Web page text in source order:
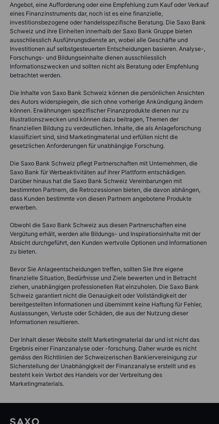
Angebot, eine Aufforderung oder eine Empfehlung zum Kauf oder Verkauf
eines Finanzinstruments dar, noch ist es eine finanzielle,
investitionsbezogene oder handelsspezifische Beratung. Die Saxo Bank
Schweiz und ihre Einheiten innerhalb der Saxo Bank Gruppe bieten
ausschliesslich Ausführungsdienste an, wobei alle Geschäfte und
Investitionen auf selbstgesteuerten Entscheidungen basieren. Analyse-,
Forschungs- und Bildungseinhalte dienen ausschliesslich
Informationszwecken und sollten nicht als Beratung oder Empfehlung
betrachtet werden.
Die Inhalte von Saxo Bank Schweiz können die persönlichen Ansichten
des Autors widerspiegeln, die sich ohne vorherige Ankündigung ändern
können. Erwähnungen spezifischer Finanzprodukte dienen nur zu
Illustrationszwecken und können dazu beitragen, Themen der
finanziellen Bildung zu verdeutlichen. Inhalte, die als Anlageforschung
klassifiziert sind, sind Marketingmaterial und erfüllen nicht die
gesetzlichen Anforderungen für unabhängige Forschung.
Die Saxo Bank Schweiz pflegt Partnerschaften mit Unternehmen, die
Saxo Bank für Werbeaktivitäten auf ihrer Plattform entschädigen.
Darüber hinaus hat die Saxo Bank Schweiz Vereinbarungen mit
bestimmten Partnern, die Retrozessionen bieten, die davon abhängen,
dass Kunden bestimmte von diesen Partnern angebotene Produkte
erwerben.
Obwohl die Saxo Bank Schweiz aus diesen Partnerschaften eine
Vergütung erhält, werden alle Bildungs- und Inspirationsinhalte mit der
Absicht durchgeführt, den Kunden wertvolle Optionen und Informationen
zu bieten.
Bevor Sie Anlageentscheidungen treffen, sollten Sie Ihre eigene
finanzielle Situation, Bedürfnisse und Ziele bewerten und in Betracht
ziehen, unabhängigen professionellen Rat einzuholen. Die Saxo Bank
Schweiz garantiert nicht die Genauigkeit oder Vollständigkeit der
bereitgestellten Informationen und übernimmt keine Haftung für Fehler,
Auslassungen, Verluste oder Schäden, die aus der Nutzung dieser
Informationen resultieren.
Der Inhalt dieser Website stellt Marketingmaterial dar und ist nicht das
Ergebnis einer Finanzanalyse oder -forschung. Daher wurde es nicht
gemäss den Richtlinien der Schweizerischen Bankiervereinigung zur
Sicherstellung der Unabhängigkeit der Finanzanalyse erstellt und es
besteht kein Verbot des Handels vor der Verbreitung des
Marketingmaterials.